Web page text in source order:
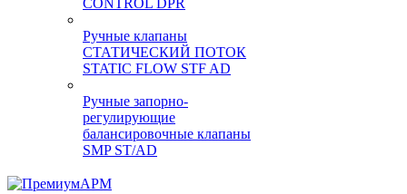
CONTROL DPR
Ручные клапаны
СТАТИЧЕСКИЙ ПОТОК
STATIC FLOW STF AD
Ручные запорно-
регулирующие
балансировочные клапаны
SMP ST/AD